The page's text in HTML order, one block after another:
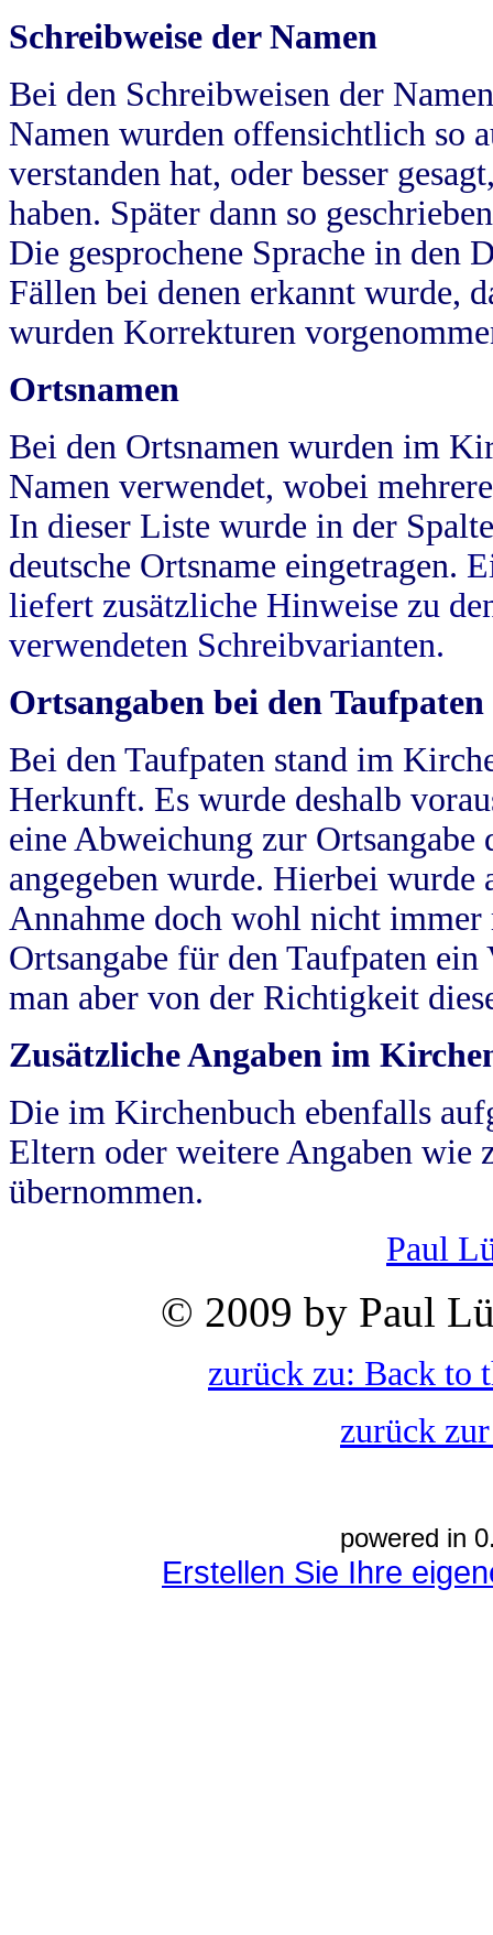
Schreibweise der Namen
Bei den Schreibweisen der
Namen wurden offensichtlich so
verstanden hat, oder besser
haben. Später dann so
Die gesprochene Sprache in
Fällen bei denen erkannt wurde,
wurden Korrekturen
Ortsnamen
Bei den Ortsnamen wurden im
Namen verwendet, wobei
In dieser Liste wurde in der
deutsche Ortsname eingetragen.
liefert zusätzliche Hinweise zu
verwendeten Schreibvarianten.
Ortsangaben bei den Taufpaten
Bei den Taufpaten stand im
Herkunft. Es wurde deshalb
eine Abweichung zur
angegeben wurde. Hierbei wurde
Annahme doch wohl nicht
Ortsangabe für den Taufpaten
man aber von der Richtigkeit
Zusätzliche Angaben im
Die im Kirchenbuch ebenfalls
Eltern oder weitere Angaben wie
übernommen.
Paul
© 2009 by Paul
zurück zu: Back to
zurück
powered in
Erstellen Sie Ihre